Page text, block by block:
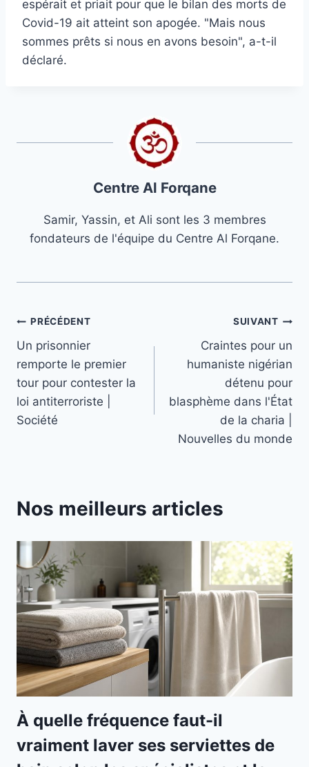
espérait et priait pour que le bilan des morts de
Covid-19 ait atteint son apogée. "Mais nous
sommes prêts si nous en avons besoin", a-t-il
déclaré.
Centre Al Forqane
Samir, Yassin, et Ali sont les 3 membres
fondateurs de l'équipe du Centre Al Forqane.
Navigation
de
l’article
PRÉCÉDENT
Un prisonnier
remporte le premier
tour pour contester la
loi antiterroriste |
Société
SUIVANT
Craintes pour un
humaniste nigérian
détenu pour
blasphème dans l'État
de la charia |
Nouvelles du monde
Nos meilleurs articles
À quelle fréquence faut-il
vraiment laver ses serviettes de